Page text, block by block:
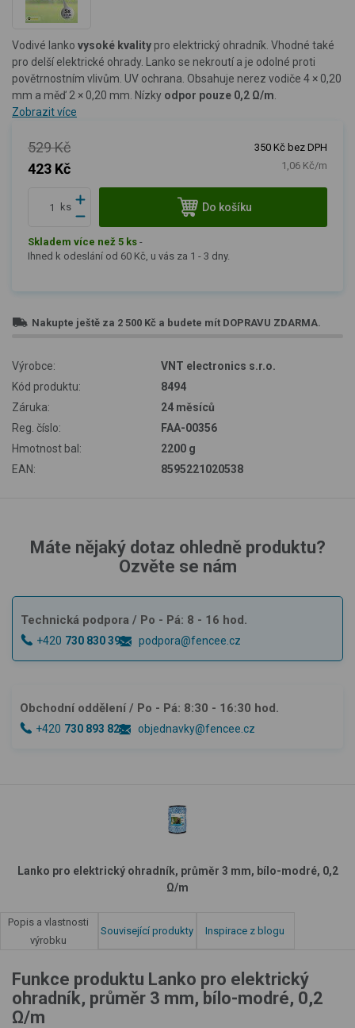
Vodivé lanko vysoké kvality pro elektrický ohradník. Vhodné také
pro delší elektrické ohrady. Lanko se nekroutí a je odolné proti
povětrnostním vlivům. UV ochrana. Obsahuje nerez vodiče 4 × 0,20
mm a měď 2 × 0,20 mm. Nízky odpor pouze 0,2 Ω/m
Zobrazit více
529 Kč
423 Kč
350 Kč bez DPH
1,06 Kč/m
ks Do košíku
Skladem více než 5 ks -
Ihned k odeslání od 60 Kč, u vás za 1 - 3 dny.
Nakupte ještě za 2 500 Kč a budete mít DOPRAVU ZDARMA.
Výrobce:
VNT electronics s.r.o.
Kód produktu:
8494
Záruka:
24 měsíců
Reg. číslo:
FAA-00356
Hmotnost bal:
2200 g
EAN:
8595221020538
Máte nějaký dotaz ohledně produktu?
Ozvěte se nám
Technická podpora / Po - Pá: 8 - 16 hod.
+420 730 830 393 podpora@fencee.cz
Obchodní oddělení / Po - Pá: 8:30 - 16:30 hod.
+420 730 893 828 objednavky@fencee.cz
Lanko pro elektrický ohradník, průměr 3 mm, bílo-modré, 0,2
Ω/m
Popis a vlastnosti
výrobku
Související produkty Inspirace z blogu
Funkce produktu Lanko pro elektrický
ohradník, průměr 3 mm, bílo-modré, 0,2
Ω/m